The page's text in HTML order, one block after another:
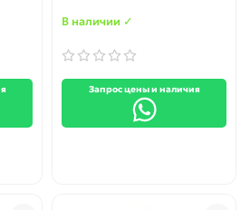
В наличии ✓
Запрос цены и наличия